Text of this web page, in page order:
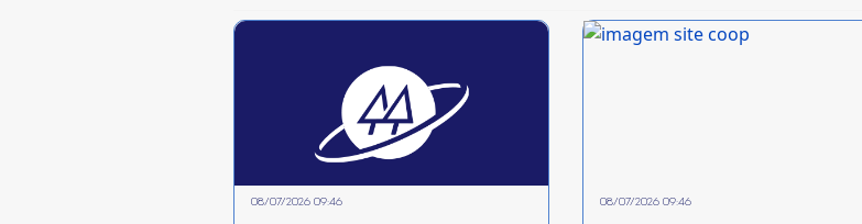
08/07/2026 09:46 08/07/2026 09:46